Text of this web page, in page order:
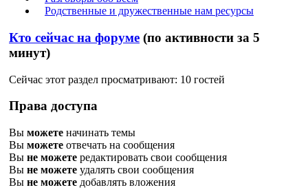
Родственные и дружественные нам ресурсы
Кто сейчас на форуме (по активности за 5
минут)
Сейчас этот раздел просматривают: 10 гостей
Права доступа
Вы можете начинать темы
Вы можете отвечать на сообщения
Вы не можете редактировать свои сообщения
Вы не можете удалять свои сообщения
Вы не можете добавлять вложения